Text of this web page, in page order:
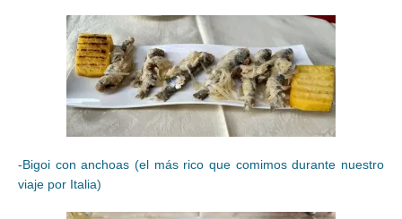
-Bigoi con anchoas (el más rico que comimos durante nuestro
viaje por Italia)